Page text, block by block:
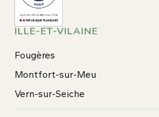
ILLE-ET-VILAINE
Fougères
Montfort-sur-Meu
Vern-sur-Seiche